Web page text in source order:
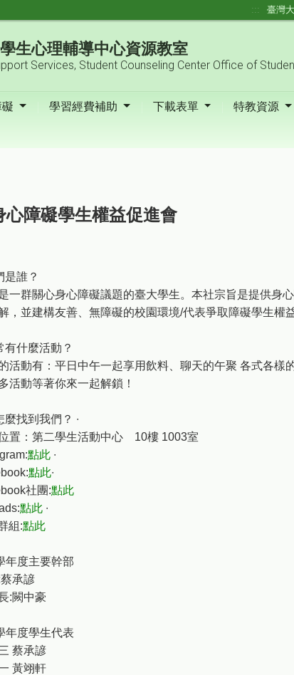
::: 臺灣
生心理輔導中心資源教室
Services, Student Counseling Center Office of
學習經費補助 下載表單 特教資源
心障礙學生權益促進會
是誰？
一群關心身心障礙議題的臺大學生。本社宗旨是提供身
，並建構友善、無障礙的校園環境/代表爭取障礙學生權
有什麼活動？
活動有：平日中午一起享用飲料、聊天的午聚 各式各樣
活動等著你來一起解鎖！
麼找到我們？ ∙
置：第二學生活動中心 10樓 1003室
點此 ∙
點此∙
社團:點此
點此 ∙
組:點此
年度主要幹部
承諺
:闕中豪
年度學生代表
蔡承諺
黃翊軒